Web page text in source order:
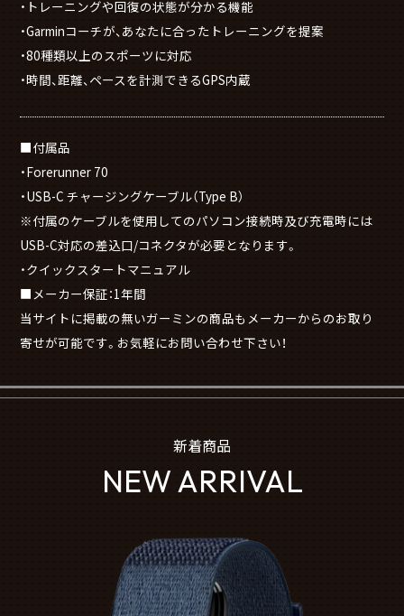
・トレーニングや回復の状態が分かる機能
・Garminコーチが、あなたに合ったトレーニングを提案
・80種類以上のスポーツに対応
・時間、距離、ペースを計測できるGPS内蔵
■付属品
・Forerunner 70
・USB-C チャージングケーブル（Type B）
※付属のケーブルを使用してのパソコン接続時及び充電時には
USB-C対応の差込口/コネクタが必要となります。
・クイックスタートマニュアル
■メーカー保証：1年間
当サイトに掲載の無いガーミンの商品もメーカーからのお取り
寄せが可能です。お気軽にお問い合わせ下さい！
新着商品
NEW ARRIVAL